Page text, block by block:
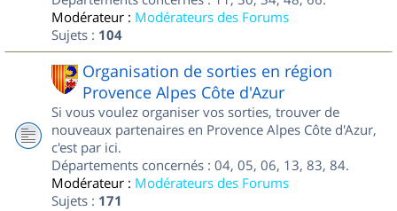
Modérateur : Modérateurs des Forums
Sujets : 104
Organisation de sorties en région
Provence Alpes Côte d'Azur
Si vous voulez organiser vos sorties, trouver de
nouveaux partenaires en Provence Alpes Côte d'Azur,
c'est par ici.
Départements concernés : 04, 05, 06, 13, 83, 84.
Modérateur : Modérateurs des Forums
Sujets : 171